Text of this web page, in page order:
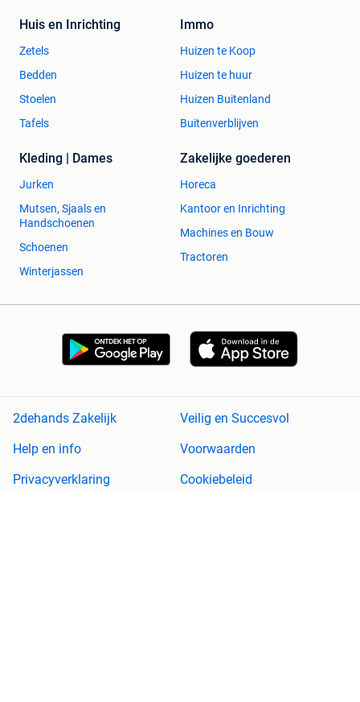
Huis en Inrichting
Zetels
Bedden
Stoelen
Tafels
Immo
Huizen te Koop
Huizen te huur
Huizen Buitenland
Buitenverblijven
Kleding | Dames
Jurken
Mutsen, Sjaals en
Handschoenen
Schoenen
Winterjassen
Zakelijke goederen
Horeca
Kantoor en Inrichting
Machines en Bouw
Tractoren
2dehands Zakelijk
Veilig en Succesvol
Help en info
Voorwaarden
Privacyverklaring
Cookiebeleid